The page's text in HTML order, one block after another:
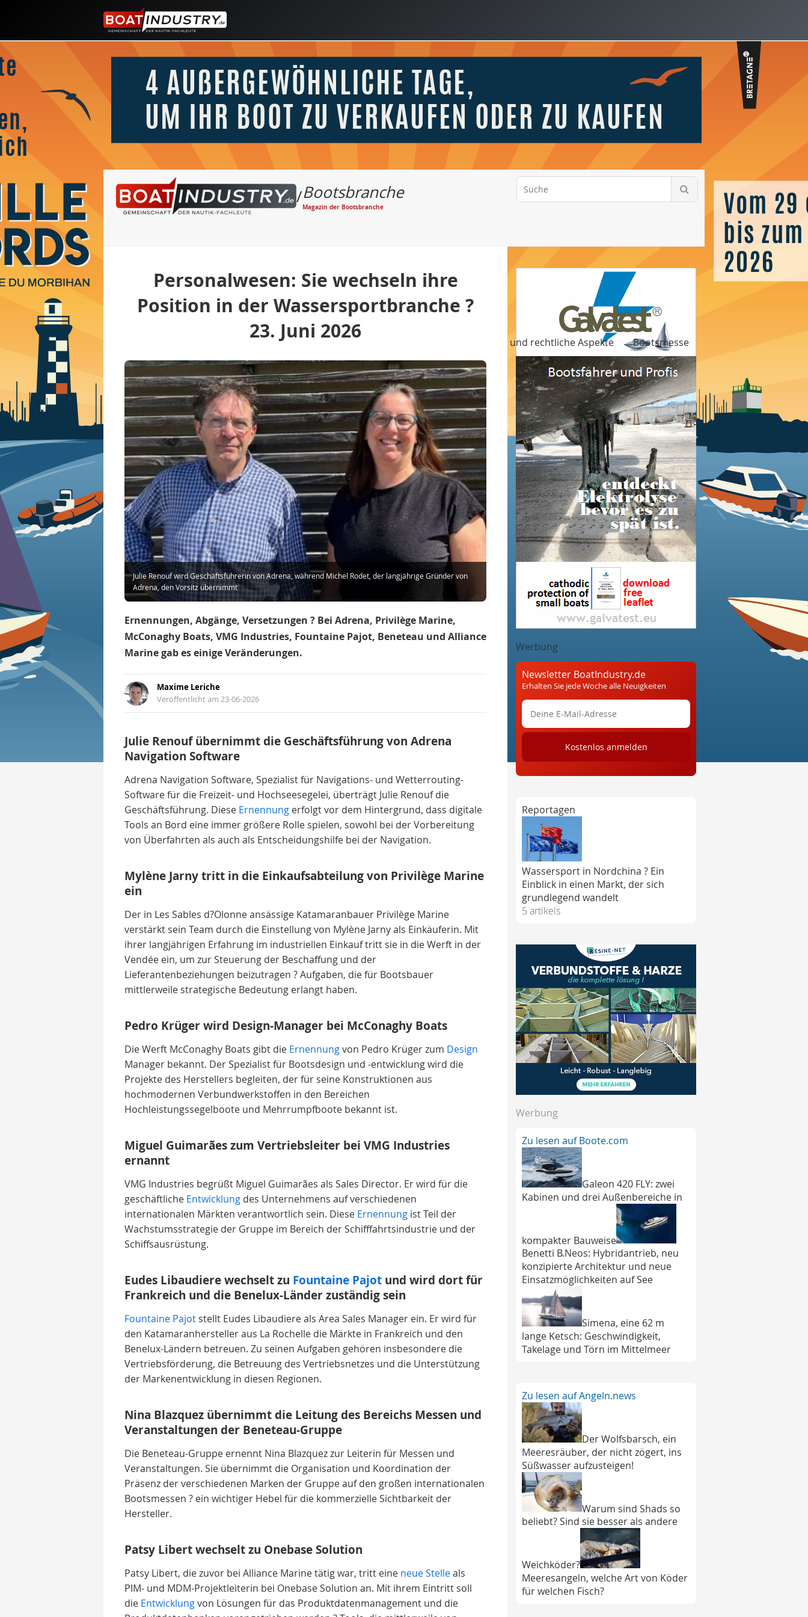
/Bootsbranche
Magazin der Bootsbranche
Regulatorische und rechtliche Aspekte
Bootsmesse
Personalwesen: Sie wechseln ihre
Position in der Wassersportbranche ?
23. Juni 2026
Julie Renouf wird Geschäftsführerin von Adrena, während Michel Rodet, der langjährige Gründer von
Adrena, den Vorsitz übernimmt
Ernennungen, Abgänge, Versetzungen ? Bei Adrena, Privilège Marine,
McConaghy Boats, VMG Industries, Fountaine Pajot, Beneteau und Alliance
Marine gab es einige Veränderungen.
Maxime Leriche
Veröffentlicht am 23-06-2026
Julie Renouf übernimmt die Geschäftsführung von Adrena
Navigation Software
Adrena Navigation Software, Spezialist für Navigations- und Wetterrouting-
Software für die Freizeit- und Hochseesegelei, überträgt Julie Renouf die
Geschäftsführung. Diese Ernennung erfolgt vor dem Hintergrund, dass digitale
Tools an Bord eine immer größere Rolle spielen, sowohl bei der Vorbereitung
von Überfahrten als auch als Entscheidungshilfe bei der Navigation.
Mylène Jarny tritt in die Einkaufsabteilung von Privilège Marine
ein
Der in Les Sables d?Olonne ansässige Katamaranbauer Privilège Marine
verstärkt sein Team durch die Einstellung von Mylène Jarny als Einkäuferin. Mit
ihrer langjährigen Erfahrung im industriellen Einkauf tritt sie in die Werft in der
Vendée ein, um zur Steuerung der Beschaffung und der
Lieferantenbeziehungen beizutragen ? Aufgaben, die für Bootsbauer
mittlerweile strategische Bedeutung erlangt haben.
Pedro Krüger wird Design-Manager bei McConaghy Boats
Die Werft McConaghy Boats gibt die Ernennungvon Pedro Krüger zum Design
Manager bekannt. Der Spezialist für Bootsdesign und -entwicklung wird die
Projekte des Herstellers begleiten, der für seine Konstruktionen aus
hochmodernen Verbundwerkstoffen in den Bereichen
Hochleistungssegelboote und Mehrrumpfboote bekannt ist.
Miguel Guimarães zum Vertriebsleiter bei VMG Industries
ernannt
VMG Industries begrüßt Miguel Guimarães als Sales Director. Er wird für die
geschäftliche Entwicklung des Unternehmens auf verschiedenen
internationalen Märkten verantwortlich sein. Diese Ernennung ist Teil der
Wachstumsstrategie der Gruppe im Bereich der Schifffahrtsindustrie und der
Schiffsausrüstung.
Eudes Libaudiere wechselt zu Fountaine Pajot und wird dort für
Frankreich und die Benelux-Länder zuständig sein
Fountaine Pajot stellt Eudes Libaudiere als Area Sales Manager ein. Er wird für
den Katamaranhersteller aus La Rochelle die Märkte in Frankreich und den
Benelux-Ländern betreuen. Zu seinen Aufgaben gehören insbesondere die
Vertriebsförderung, die Betreuung des Vertriebsnetzes und die Unterstützung
der Markenentwicklung in diesen Regionen.
Nina Blazquez übernimmt die Leitung des Bereichs Messen und
Veranstaltungen der Beneteau-Gruppe
Die Beneteau-Gruppe ernennt Nina Blazquez zur Leiterin für Messen und
Veranstaltungen. Sie übernimmt die Organisation und Koordination der
Präsenz der verschiedenen Marken der Gruppe auf den großen internationalen
Bootsmessen ? ein wichtiger Hebel für die kommerzielle Sichtbarkeit der
Hersteller.
Patsy Libert wechselt zu Onebase Solution
Patsy Libert, die zuvor bei Alliance Marine tätig war, tritt eine neue Stelleals
PIM- und MDM-Projektleiterin bei Onebase Solution an. Mit ihrem Eintritt soll
die Entwicklungvon Lösungen für das Produktdatenmanagement und die
Werbung
Newsletter BoatIndustry.de
Erhalten Sie jede Woche alle Neuigkeiten
Reportagen
Wassersport in Nordchina ? Ein
Einblick in einen Markt, der sich
grundlegend wandelt
5 artikels
Werbung
Zu lesen auf Boote.com
Galeon 420 FLY: zwei
Kabinen und drei Außenbereiche in
kompakter Bauweise
Benetti B.Neos: Hybridantrieb, neu
konzipierte Architektur und neue
Einsatzmöglichkeiten auf See
Simena, eine 62 m
lange Ketsch: Geschwindigkeit,
Takelage und Törn im Mittelmeer
Zu lesen auf Angeln.news
Der Wolfsbarsch, ein
Meeresräuber, der nicht zögert, ins
Süßwasser aufzusteigen!
Warum sind Shads so
beliebt? Sind sie besser als andere
Weichköder?
Meeresangeln, welche Art von Köder
für welchen Fisch?